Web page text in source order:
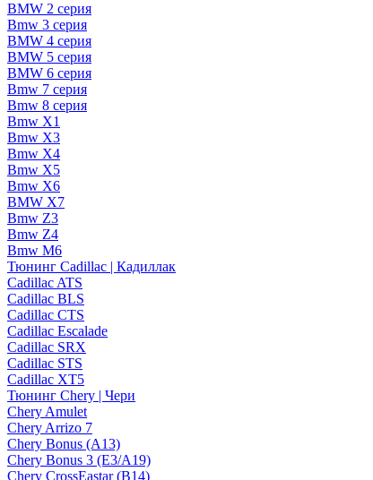
BMW 2 серия
Bmw 3 серия
BMW 4 серия
BMW 5 серия
BMW 6 серия
Bmw 7 серия
Bmw 8 серия
Bmw X1
Bmw X3
Bmw X4
Bmw X5
Bmw X6
BMW X7
Bmw Z3
Bmw Z4
Bmw М6
Тюнинг Cadillac | Кадиллак
Cadillac ATS
Cadillac BLS
Cadillac CTS
Cadillac Escalade
Cadillac SRX
Cadillac STS
Cadillac XT5
Тюнинг Chery | Чери
Chery Amulet
Chery Arrizo 7
Chery Bonus (A13)
Chery Bonus 3 (E3/A19)
Chery CrossEastar (B14)